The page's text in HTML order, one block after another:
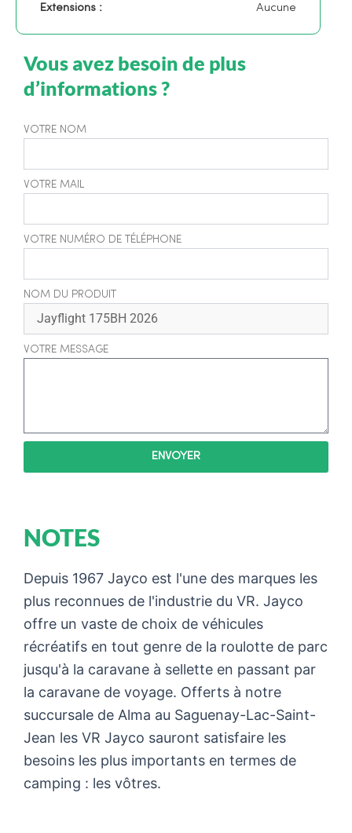
Extensions :
Aucune
Vous avez besoin de plus
d’informations ?
VOTRE NOM
VOTRE MAIL
VOTRE NUMÉRO DE TÉLÉPHONE
NOM DU PRODUIT
VOTRE MESSAGE
ENVOYER
NOTES
Depuis 1967 Jayco est l'une des marques les
plus reconnues de l'industrie du VR. Jayco
offre un vaste de choix de véhicules
récréatifs en tout genre de la roulotte de parc
jusqu'à la caravane à sellette en passant par
la caravane de voyage. Offerts à notre
succursale de Alma au Saguenay-Lac-Saint-
Jean les VR Jayco sauront satisfaire les
besoins les plus importants en termes de
camping : les vôtres.